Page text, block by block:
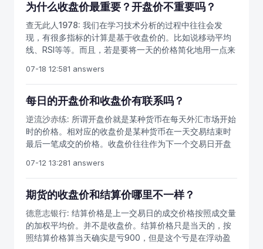
时，结算结果即视为能源中心向会员发出的追加保证金通
知，两者的差额即为追加保证金金额。结算价是指某一品
种在收盘后根据当日价格波动用加权平均价所算出来的价
格，此价格主要用在当日无负债结算的市场，根据结算价
价就是收盘前最后一笔成交的价格，结算价就是全天成交
的平均价格。使用期货结算价而不是收盘价来进行结算，
是为了控制市场风险，减少人为操纵的可能性和影响力。
假如期货市场采用收盘价结算机制，一个品种全天运行稳
定，突然收盘前最后几秒出现秒杀，瞬间拉涨停或者砸跌
停，很多满仓的对手盘会直接被拉爆仓，不仅本金一分不
剩，还倒欠期货公司钱。原油期货的交割结算价是原油期
水。原油期货合约的交割单位为1000桶，交割数量应当是
交割单位的整数倍。采用结算价结算，就可以基本规避掉
这类问题。
为什么收盘价最重要？开盘价不重要吗？
查无此人1978: 我们在学习技术分析的过程中往往会发
现，有很多指标的计算是基于收盘价的。比如说移动平均
线、RSI等等。而且，若是要将一天的价格简化地用一点来
价。为什么收盘价就那么重要呢？收盘价其实是市场对价
格的共同判断，也是市场参与者的心理共识。我们在交易
软件中所看到的价格，其实是来自买卖双方共同决策、共
身就是一种具有价值的商品。在现实生活中，买家和卖家
会就石油的价格进行讨论、议价、压价、抬价，而在金融
市场内，买卖双方也在通过买进、卖出来影响市场的价
格。现实世界中标的物的价格变动与金融市场中合约价格
处，但那是没有经过议价和买卖的。最高价与最低价算是
当天价格的极限，这并不是一个常态，在最高价和最低价
进行交易的人也不算是最多的。我们也以现实世界来举
例，比如石油的价格本来在每单位一百元，但是在某处地
07-18 12:581 answers
每日的开盘价和收盘价有联系吗？
逆流沙赤练: 所谓开盘价就是某种货币在每天外汇市场开始
时的价格。相对应的收盘价是某种货币在一天交易结束时
最后一笔成交的价格。收盘价往往作为下一个交易日开盘
盘价入手分析外汇行情无疑是一个不错的选择。分析开盘
价通过对日线，周线，月线图分析可得，开盘价往往是对
之前市场运行趋势的继续。如果开盘价平开，低开，高开
开必是向上跳空缺口的先决条件，而牛市特征的开端往往
是周线出现向上的跳空缺口。日线跳空缺口有三种：衰竭
性缺口，突破性缺口，中继性缺口，这几种缺口都可以对
07-12 13:281 answers
期货的收盘价和结算价哪里不一样？
德意志银行: 结算价格是上一交易日的成交价格按照成交量
的加权平均价。并不是收盘价。结算价格只是当天的，按
照结算价格算当天确实是亏900，但是这个亏是在浮动盈